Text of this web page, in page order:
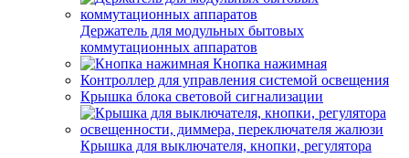
Держатель для модульных бытовых
коммутационных аппаратов
Кнопка нажимная
Контроллер для управления системой освещения
Крышка блока световой сигнализации
Крышка для выключателя, кнопки, регулятора